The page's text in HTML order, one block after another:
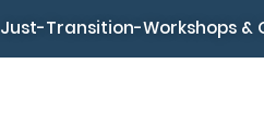
Just-Transition-Workshops